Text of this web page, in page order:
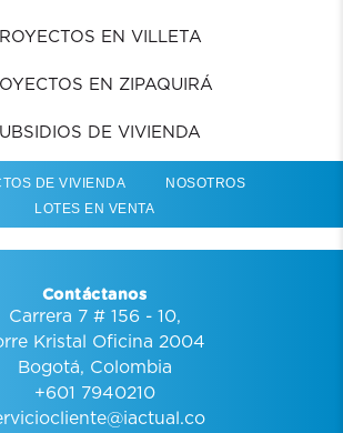
EN VILLETA
EN ZIPAQUIRÁ
DE VIVIENDA
DE VIVIENDA
NOSOTROS
LOTES EN VENTA
Contáctanos
Carrera 7 # 156 - 10,
Kristal Oficina 2004
Bogotá, Colombia
+601 7940210